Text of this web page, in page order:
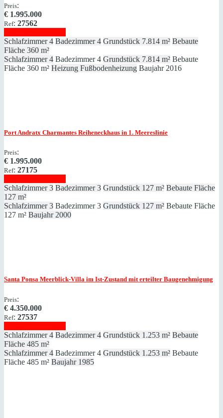
Preis:
€ 1.995.000
Ref: 27562
Schlafzimmer 4 Badezimmer 4 Grundstück 7.814 m² Bebaute
Fläche 360 m²
Schlafzimmer 4 Badezimmer 4 Grundstück 7.814 m² Bebaute
Fläche 360 m² Heizung Fußbodenheizung Baujahr 2016
Port Andratx Charmantes Reiheneckhaus in 1. Meereslinie
Preis:
€ 1.995.000
Ref: 27175
Schlafzimmer 3 Badezimmer 3 Grundstück 127 m² Bebaute Fläche
127 m²
Schlafzimmer 3 Badezimmer 3 Grundstück 127 m² Bebaute Fläche
127 m² Baujahr 2000
Santa Ponsa Meerblick-Villa im Ist-Zustand mit erteilter Baugenehmigung
Preis:
€ 4.350.000
Ref: 27537
Schlafzimmer 4 Badezimmer 4 Grundstück 1.253 m² Bebaute
Fläche 485 m²
Schlafzimmer 4 Badezimmer 4 Grundstück 1.253 m² Bebaute
Fläche 485 m² Baujahr 1985